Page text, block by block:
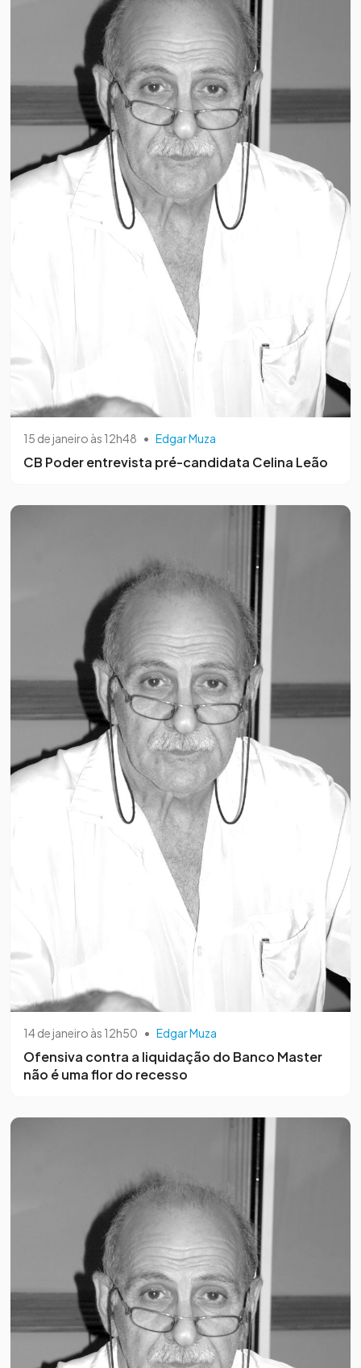
15 de janeiro às 12h48 • Edgar Muza
CB Poder entrevista pré-candidata Celina Leão
14 de janeiro às 12h50 • Edgar Muza
Ofensiva contra a liquidação do Banco Master
não é uma flor do recesso